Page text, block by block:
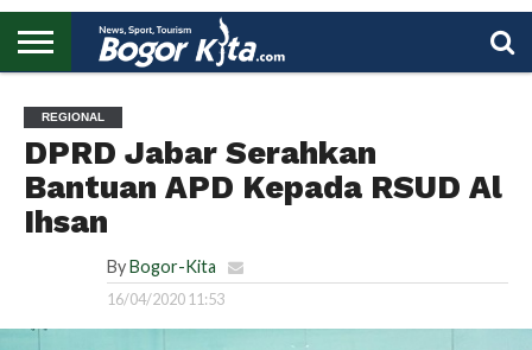
UTAMA
REGIONAL
DPRD Jabar Serahkan
Bantuan APD Kepada RSUD Al
Ihsan
By Bogor-Kita
16/04/2020 11:53